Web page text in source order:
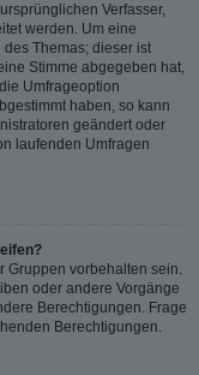
Verfasser,
werden. Um eine
Themas; dieser ist
Stimme abgegeben hat,
Umfrageoption
haben, so kann
geändert oder
laufenden Umfragen
Gruppen vorbehalten sein.
oder andere Vorgänge
Berechtigungen. Frage
Berechtigungen.